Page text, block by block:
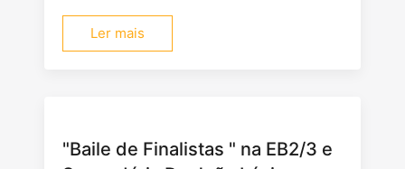
Ler mais
"Baile de Finalistas " na EB2/3 e